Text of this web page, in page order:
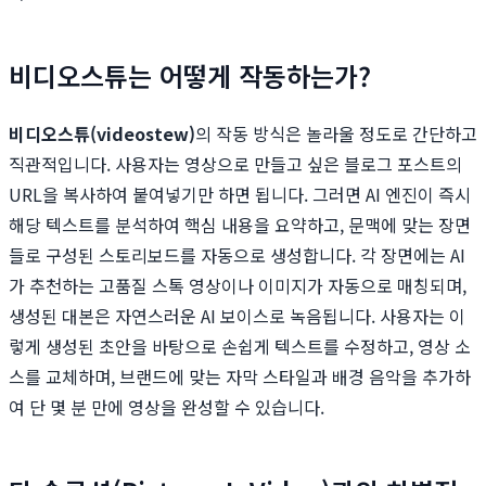
비디오스튜는 어떻게 작동하는가?
비디오스튜(videostew)의 작동 방식은 놀라울 정도로 간단하고
직관적입니다. 사용자는 영상으로 만들고 싶은 블로그 포스트의
URL을 복사하여 붙여넣기만 하면 됩니다. 그러면 AI 엔진이 즉시
해당 텍스트를 분석하여 핵심 내용을 요약하고, 문맥에 맞는 장면
들로 구성된 스토리보드를 자동으로 생성합니다. 각 장면에는 AI
가 추천하는 고품질 스톡 영상이나 이미지가 자동으로 매칭되며,
생성된 대본은 자연스러운 AI 보이스로 녹음됩니다. 사용자는 이
렇게 생성된 초안을 바탕으로 손쉽게 텍스트를 수정하고, 영상 소
스를 교체하며, 브랜드에 맞는 자막 스타일과 배경 음악을 추가하
여 단 몇 분 만에 영상을 완성할 수 있습니다.